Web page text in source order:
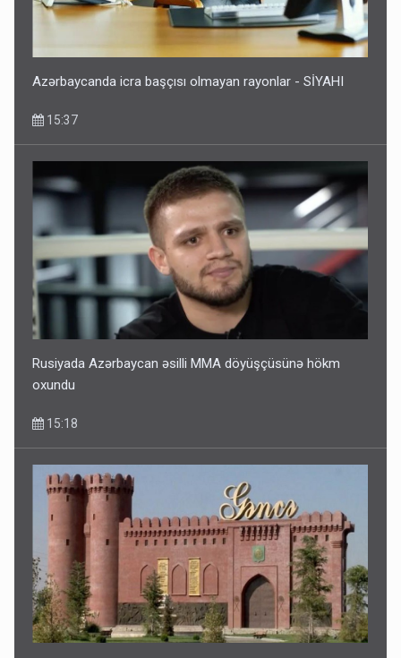
Azərbaycanda icra başçısı olmayan rayonlar - SİYAHI
15:37
Rusiyada Azərbaycan əsilli MMA döyüşçüsünə hökm
oxundu
15:18